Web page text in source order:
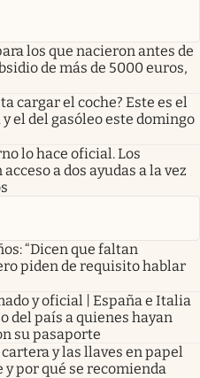
los que nacieron antes de
de más de 5000 euros,
cargar el coche? Este es el
el del gasóleo este domingo
lo hace oficial. Los
a dos ayudas a la vez
“Dicen que faltan
piden de requisito hablar
y oficial | España e Italia
del país a quienes hayan
su pasaporte
y las llaves en papel
por qué se recomienda